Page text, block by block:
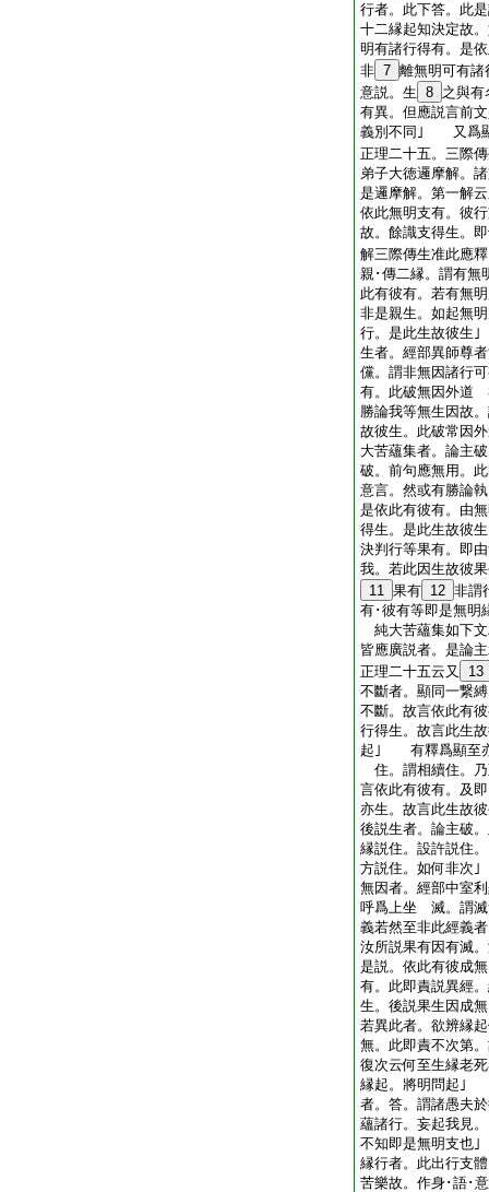
行者。此下答。此
十二縁起知決定故
明有諸行得有。是
非 7 離無明可有諸
意説。生 8 之與有
有異。但應説言前
義別不同｣ 又爲顯
正理二十五。三際
弟子大徳邏摩解。
是邏摩解。第一解
依此無明支有。彼
故。餘識支得生。
解三際傳生准此應
親･傳二縁。謂有無
此有彼有。若有無
非是親生。如起無
行。是此生故彼
生者。經部異師尊
儻。謂非無因諸行
有。此破無因外道
勝論我等無生因故
故彼生。此破常
大苦蘊集者。論主
破。前句應無用。
意言。然或有勝論
是依此有彼有。由
得生。是此生故彼
決判行等果有。即
我。若此因生故彼
11 果有 12 非謂
有･彼有等即是無明
純大苦蘊集如下
皆應廣説者。是論
正理二十五云又
13
不斷者。顯同一繋
不斷。故言依此有
行得生。故言此生
起｣ 有釋爲顯至
住。謂相續住。
言依此有彼有。及
亦生。故言此生
後説生者。論主破
縁説住。設許説住
方説住。如何非
無因者。經部中室
呼爲上坐 滅。謂
義若然至非此經義
汝所説果有因有滅
是説。依此有彼成
有。此即責説異經
生。後説果生因成
若異此者。欲辨縁
無。此即責不次第
復次云何至生縁老
縁起。將明問起｣
者。答。謂諸愚夫
蘊諸行。妄起我見
不知即是無明支
縁行者。此出行支
苦樂故。作身･語･